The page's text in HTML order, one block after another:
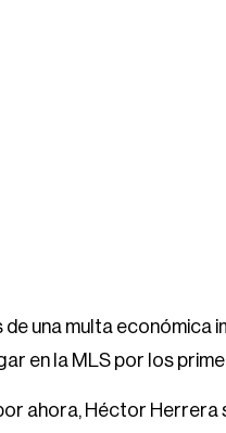
de una multa
en la MLS por los
ahora, Héctor